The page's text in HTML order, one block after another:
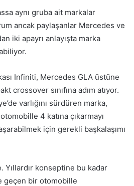
aynı gruba ait markalar
ancak paylaşanlar Mercedes ve
iki apayrı anlayışta marka
Infiniti, Mercedes GLA üstüne
crossover sınıfına adım atıyor.
varlığını sürdüren marka,
4 katına çıkarmayı
için gerekli başkalaşımı
Yıllardır konseptine bu kadar
geçen bir otomobille